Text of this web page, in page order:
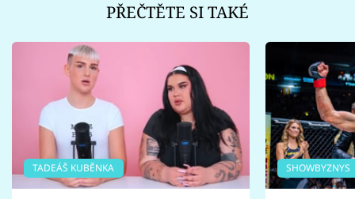
PŘEČTĚTE SI TAKÉ
TADEÁŠ KUBĚNKA SHOWBYZNYS